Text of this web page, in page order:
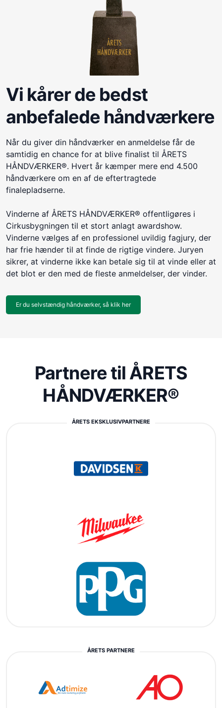
Vi kårer de bedst
anbefalede håndværkere
Når du giver din håndværker en anmeldelse får de
samtidig en chance for at blive finalist til ÅRETS
HÅNDVÆRKER®. Hvert år kæmper mere end 4.500
håndværkere om en af de eftertragtede
finalepladserne.
Vinderne af ÅRETS HÅNDVÆRKER® offentligøres i
Cirkusbygningen til et stort anlagt awardshow.
Vinderne vælges af en professionel uvildig fagjury, der
har frie hænder til at finde de rigtige vindere. Juryen
sikrer, at vinderne ikke kan betale sig til at vinde eller at
det blot er den med de fleste anmeldelser, der vinder.
Er du selvstændig håndværker, så klik her
Partnere til ÅRETS
HÅNDVÆRKER®
ÅRETS EKSKLUSIVPARTNERE
ÅRETS PARTNERE